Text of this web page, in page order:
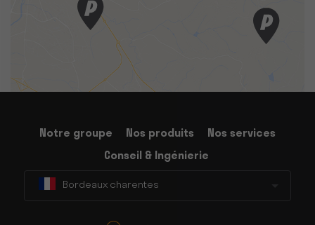
Notre groupe Nos produits
Nos services
Conseil & Ingénierie
Bordeaux charentes